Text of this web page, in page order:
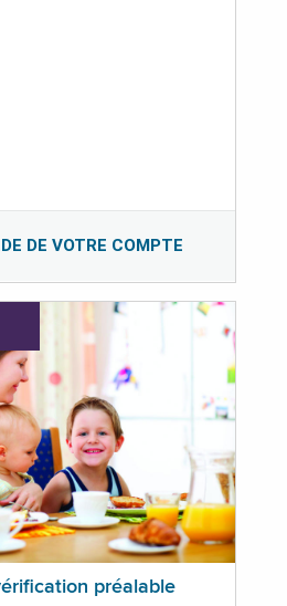
DE VOTRE COMPTE
préalable